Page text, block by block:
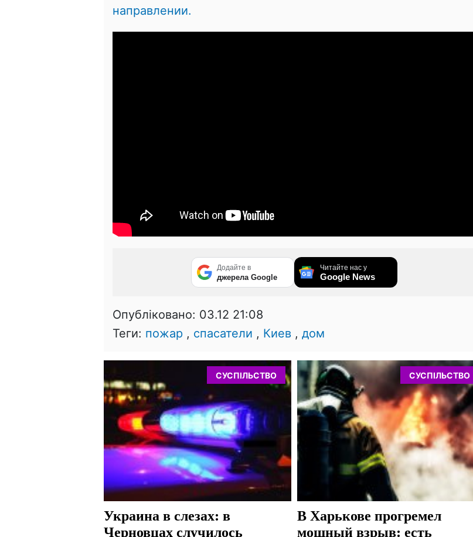
направлении.
Додайте в
джерела Google
Читайте нас у
Google News
Опубліковано: 03.12 21:08
Теги: пожар , спасатели , Киев , дом
СУСПІЛЬСТВО
Украина в слезах: в
Черновцах случилось
СУСПІЛЬСТВО
В Харькове прогремел
мощный взрыв: есть